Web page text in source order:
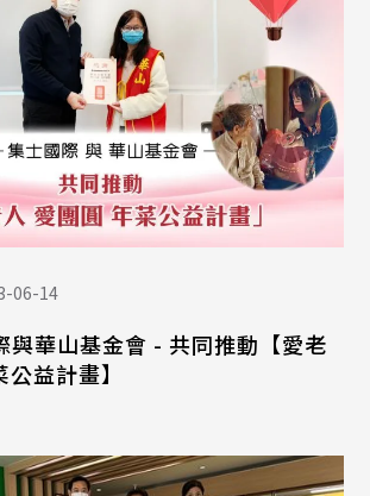
06-14
與華山基金會 - 共同推動【愛老
益計畫】